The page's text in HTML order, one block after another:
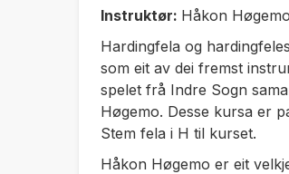
Instruktør: Håkon Høgemo
Hardingfela og
som eit av dei fremst
spelet frå Indre Sogn
Høgemo. Desse kursa er
Stem fela i H til kurset.
Håkon Høgemo er eit